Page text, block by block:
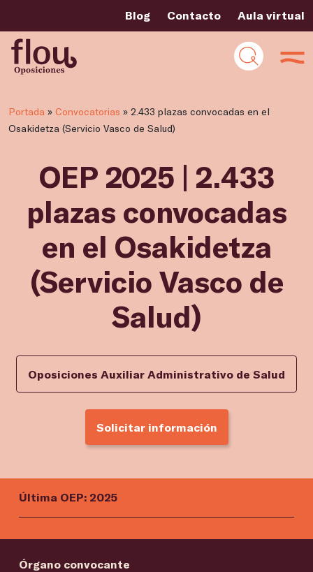
Blog Contacto Aula virtual
Portada » Convocatorias » 2.433 plazas convocadas en el
Osakidetza (Servicio Vasco de Salud)
OEP 2025 | 2.433
plazas convocadas
en el Osakidetza
(Servicio Vasco de
Salud)
Oposiciones Auxiliar Administrativo de Salud
Solicitar información
Última OEP: 2025
Órgano convocante